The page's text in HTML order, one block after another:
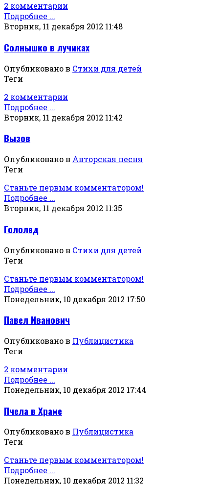
2 комментарии
Подробнее ...
Вторник, 11 декабря 2012 11:48
Солнышко в лучиках
Опубликовано в Стихи для детей
Теги
2 комментарии
Подробнее ...
Вторник, 11 декабря 2012 11:42
Вызов
Опубликовано в Авторская песня
Теги
Станьте первым комментатором!
Подробнее ...
Вторник, 11 декабря 2012 11:35
Гололед
Опубликовано в Стихи для детей
Теги
Станьте первым комментатором!
Подробнее ...
Понедельник, 10 декабря 2012 17:50
Павел Иванович
Опубликовано в Публицистика
Теги
2 комментарии
Подробнее ...
Понедельник, 10 декабря 2012 17:44
Пчела в Храме
Опубликовано в Публицистика
Теги
Станьте первым комментатором!
Подробнее ...
Понедельник, 10 декабря 2012 11:32